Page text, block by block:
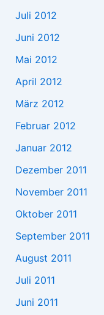
Juli 2012
Juni 2012
Mai 2012
April 2012
März 2012
Februar 2012
Januar 2012
Dezember 2011
November 2011
Oktober 2011
September 2011
August 2011
Juli 2011
Juni 2011